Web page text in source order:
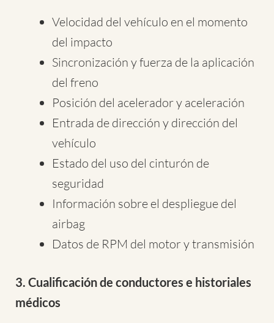
Velocidad del vehículo en el momento
del impacto
Sincronización y fuerza de la aplicación
del freno
Posición del acelerador y aceleración
Entrada de dirección y dirección del
vehículo
Estado del uso del cinturón de
seguridad
Información sobre el despliegue del
airbag
Datos de RPM del motor y transmisión
3. Cualificación de conductores e historiales
médicos